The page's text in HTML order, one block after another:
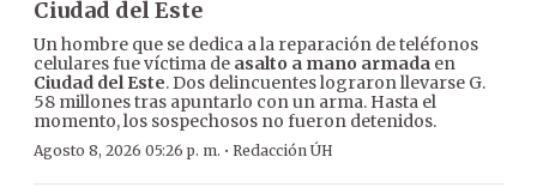
Ciudad del Este
Un hombre que se dedica a la reparación de teléfonos
celulares fue víctima de asalto a mano armada en
Ciudad del Este. Dos delincuentes lograron llevarse G.
58 millones tras apuntarlo con un arma. Hasta el
momento, los sospechosos no fueron detenidos.
Agosto 8, 2026 05:26 p. m. · Redacción ÚH